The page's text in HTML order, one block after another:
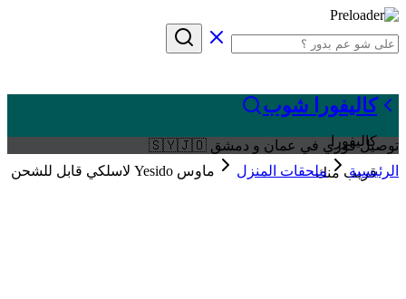
كاليفورا شوب
كاليفورا
قريب منك
توصيل فوري في عمان و دمشق 🇸🇾🇯🇴
الرئيسية
ملحقات المنزل ماوس Yesido لاسلكي قابل للشحن